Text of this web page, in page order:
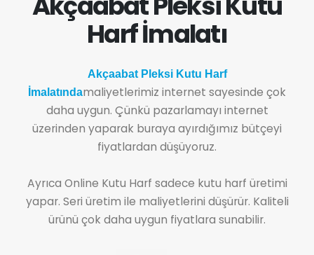
Harf İmalatı
Akçaabat Pleksi Kutu Harf
İmalatındamaliyetlerimiz internet sayesinde çok
daha uygun. Çünkü pazarlamayı internet
üzerinden yaparak buraya ayırdığımız bütçeyi
fiyatlardan düşüyoruz.
Ayrıca Online Kutu Harf sadece kutu harf üretimi
yapar. Seri üretim ile maliyetlerini düşürür. Kaliteli
ürünü çok daha uygun fiyatlara sunabilir.